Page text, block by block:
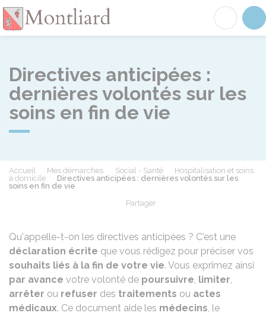
Directives anticipées :
dernières volontés sur les
soins en fin de vie
Accueil Mes démarches Social - Santé
Hospitalisation et soins
à domicile
Directives anticipées : dernières volontés sur les
soins en fin de vie
Partager
Qu'appelle-t-on les directives anticipées ? C'est une
déclaration écrite que vous rédigez pour préciser vos
souhaits liés à la fin de votre vie. Vous exprimez ainsi
par avance votre volonté de poursuivre, limiter,
arrêter ou refuser des traitements ou actes
médicaux. Ce document aide les médecins, le